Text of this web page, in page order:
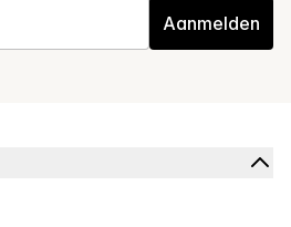
Aanmelden